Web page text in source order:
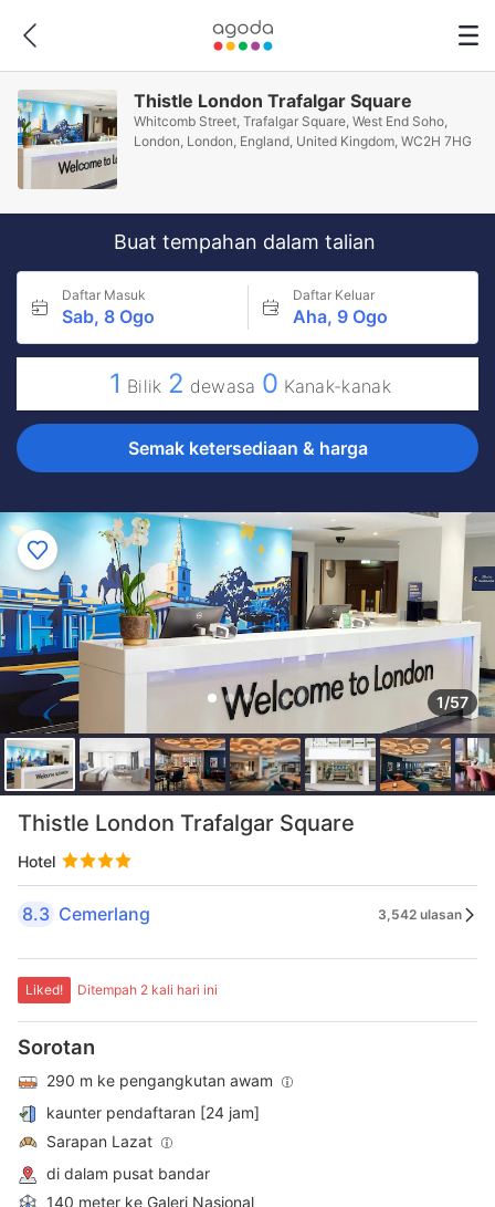
Thistle London Trafalgar Square
Whitcomb Street, Trafalgar Square, West End Soho,
London, London, England, United Kingdom, WC2H 7HG
Buat tempahan dalam talian
Daftar Masuk
Sab, 8 Ogo
Daftar Keluar
Aha, 9 Ogo
1 Bilik 2 dewasa 0 Kanak-kanak
Semak ketersediaan & harga
1/57
Thistle London Trafalgar Square
Hotel
8.3 Cemerlang 3,542 ulasan
Liked! Ditempah 2 kali hari ini
Sorotan
290 m ke pengangkutan awam
kaunter pendaftaran [24 jam]
Sarapan Lazat
di dalam pusat bandar
140 meter ke Galeri Nasional